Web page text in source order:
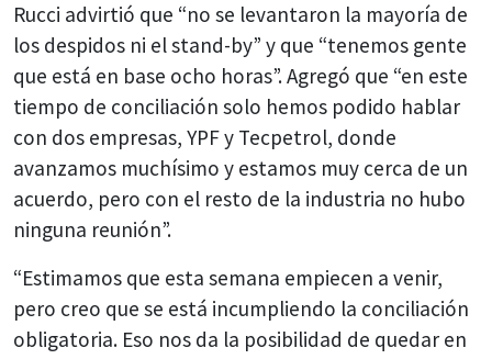
Rucci advirtió que “no se levantaron la mayoría de
los despidos ni el stand-by” y que “tenemos gente
que está en base ocho horas”. Agregó que “en este
tiempo de conciliación solo hemos podido hablar
con dos empresas, YPF y Tecpetrol, donde
avanzamos muchísimo y estamos muy cerca de un
acuerdo, pero con el resto de la industria no hubo
ninguna reunión”.
“Estimamos que esta semana empiecen a venir,
pero creo que se está incumpliendo la conciliación
obligatoria. Eso nos da la posibilidad de quedar en